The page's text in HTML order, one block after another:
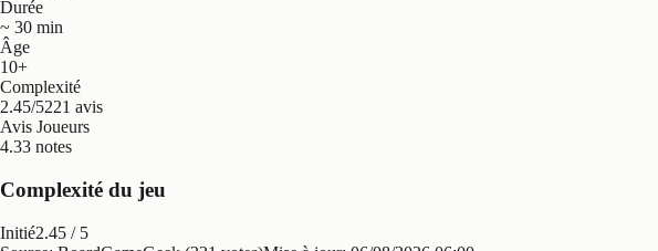
Durée
~ 30 min
Âge
10+
Complexité
2.45/5221 avis
Avis Joueurs
4.33 notes
Complexité du jeu
Initié2.45 / 5